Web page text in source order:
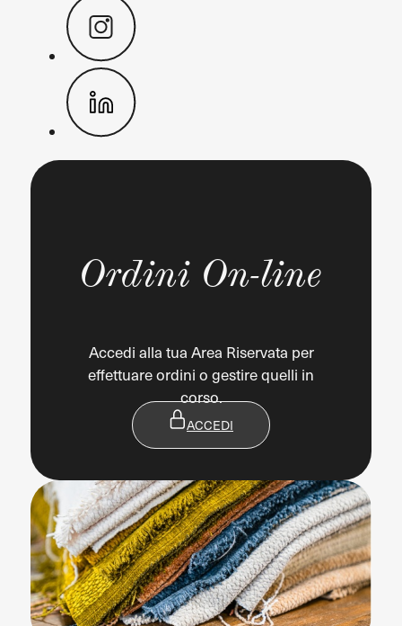
Ordini On-line
Accedi alla tua Area Riservata per
effettuare ordini o gestire quelli in
corso.
ACCEDI